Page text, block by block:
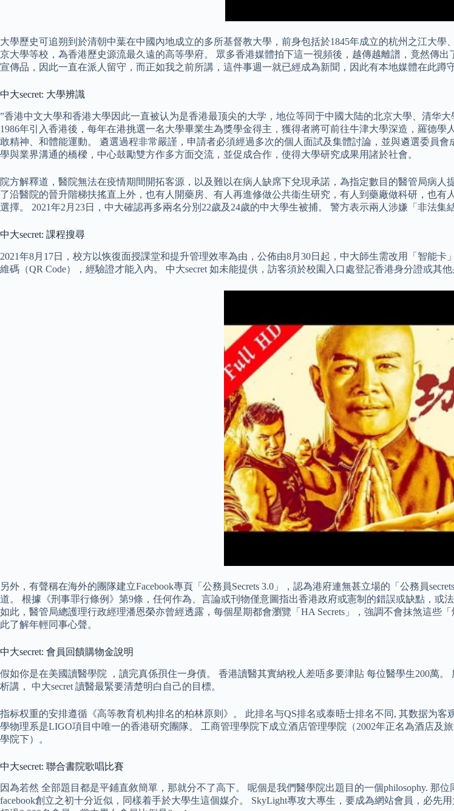
大學歷史可追朔到於清朝中葉在中國內地成立的多所基督教大學，前身包括於1845年成立的杭州之江大
京大學等校，為香港歷史源流最久遠的高等學府。 眾多香港媒體拍下這一視頻後，越傳越離譜，竟然傳
宣傳品，因此一直在派人留守，而正如我之前所講，這件事週一就已經成為新聞，因此有本地媒體在此蹲
中大secret: 大學辨識
”香港中文大學和香港大學因此一直被认为是香港最顶尖的大学，地位等同于中國大陆的北京大學、清华
1986年引入香港後，每年在港挑選一名大學畢業生為獎學金得主，獲得者將可前往牛津大學深造，羅德
敢精神、和體能運動。 遴選過程非常嚴謹，申請者必須經過多次的個人面試及集體討論，並與遴選委員
學與業界溝通的橋樑，中心鼓勵雙方作多方面交流，並促成合作，使得大學研究成果用諸於社會。
院方解釋道，醫院無法在疫情期間開拓客源，以及難以在病人缺席下兌現承諾，為指定數目的醫管局病
了沿醫院的晉升階梯扶搖直上外，也有人開藥房、有人再進修做公共衞生研究，有人到藥廠做科研，也
選擇。 2021年2月23日，中大確認再多兩名分別22歲及24歲的中大學生被捕。 警方表示兩人涉嫌「非法
中大secret: 課程搜尋
2021年8月17日，校方以恢復面授課堂和提升管理效率為由，公佈由8月30日起，中大師生需改用「智能
維碼（QR Code），經驗證才能入內。 中大secret 如未能提供，訪客須於校園入口處登記香港身分證或其
另外，有聲稱在海外的團隊建立Facebook專頁「公務員Secrets 3.0」，認為港府連無甚立場的「公務員
道。 根據《刑事罪行條例》第9條，任何作為、言論或刊物僅意圖指出香港政府或憲制的錯誤或缺點，
如此，醫管局總護理行政經理潘恩榮亦曾經透露，每個星期都會瀏覽「HA Secrets」，強調不會抹煞這
此了解年輕同事心聲。
中大secret: 會員回饋購物金說明
假如你是在美國讀醫學院 ，讀完真係孭住一身債。 香港讀醫其實納稅人差唔多要津貼 每位醫學生200萬
析講， 中大secret 讀醫最緊要清楚明白自己的目標。
指标权重的安排遵循《高等教育机构排名的柏林原则》。 此排名与QS排名或泰晤士排名不同, 其数据为
學物理系是LIGO項目中唯一的香港研究團隊。 工商管理學院下成立酒店管理學院（2002年正名為酒店及
學院下）。
中大secret: 聯合書院歌唱比賽
因為若然 全部題目都是平鋪直敘簡單，那就分不了高下。 呢個是我們醫學院出題目的一個philosophy. 那
facebook創立之初十分近似，同樣着手於大學生這個媒介。 SkyLight專攻大專生，要成為網站會員，必先